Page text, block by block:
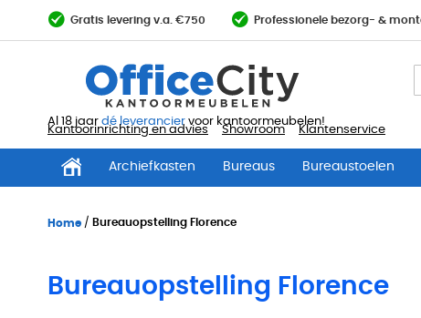
Gratis levering v.a. €750 Professionele bezorg- &
Al 18 jaar dé leverancier voor kantoormeubelen!
Kantoorinrichting en advies Showroom Klantenservice
Archiefkasten Bureaus Bureaustoelen
Home Bureauopstelling Florence
Bureauopstelling Florence